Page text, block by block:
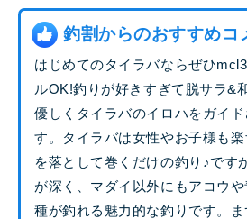
ださい！
釣り船からのメッセ
複雑な海流に揉まれた紀北の
として知られています。ダイナ
に紀淡海峡に生きる伝説のモン
マル・ハチマル)はたまた貴方
を目指してみませんか？
釣割からのおすすめコ
はじめてのタイラバならぜひ
ルOK!釣りが好きすぎて脱サラ&
優しくタイラバのイロハをガイ
す。タイラバは女性やお子様も
を落として巻くだけの釣り♪です
が深く、マダイ以外にもアコウ
種が釣れる魅力的な釣りです。